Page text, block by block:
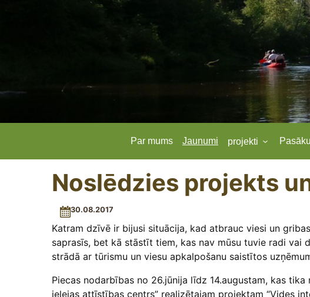
Par mums Jaunumi projekti
Noslēdzies projekts
30.08.2017
Katram dzīvē ir bijusi situācija, kad atbrauc viesi un
saprasīs, bet kā stāstīt tiem, kas nav mūsu tuvie radi
strādā ar tūrismu un viesu apkalpošanu saistītos
Piecas nodarbības no 26.jūnija līdz 14.augustam, kas
ielejas attīstības centrs” realizētajam projektam “Vides